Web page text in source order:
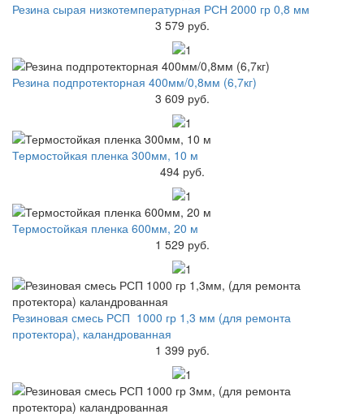
Резина сырая низкотемпературная РСН 2000 гр 0,8 мм
3 579 руб.
Резина подпротекторная 400мм/0,8мм (6,7кг)
3 609 руб.
Термостойкая пленка 300мм, 10 м
494 руб.
Термостойкая пленка 600мм, 20 м
1 529 руб.
Резиновая смесь РСП 1000 гр 1,3 мм (для ремонта
протектора), каландрованная
1 399 руб.